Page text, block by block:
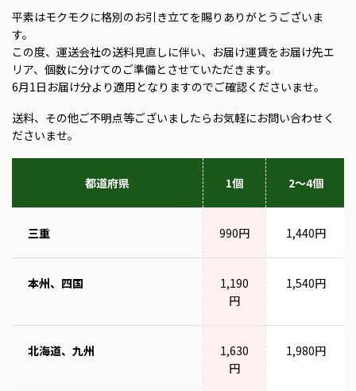
平素はモクモクに格別のお引き立てを賜りありがとうございま
す。
この度、運送会社の送料見直しに伴い、お届け運賃をお届け先エ
リア、個数に分けてのご準備とさせていただきます。
6月1日お届け分より適用となりますのでご確認くださいませ。
送料、その他ご不明点等ございましたらお気軽にお問い合わせく
ださいませ。
都道府県 1個 2～4個
三重 990円 1,440円
本州、四国
1,190
円
1,540円
北海道、九州
1,630
円
1,980円